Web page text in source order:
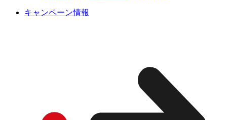
キャンペーン情報